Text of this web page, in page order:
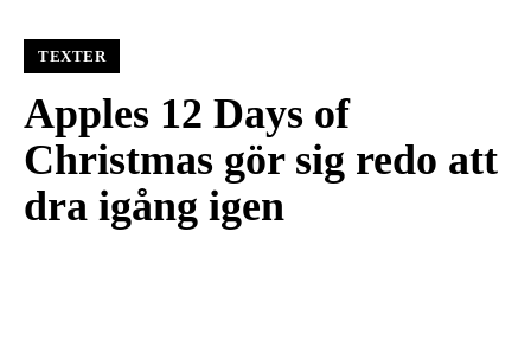
TEXTER
Apples 12 Days of
Christmas gör sig redo att
dra igång igen